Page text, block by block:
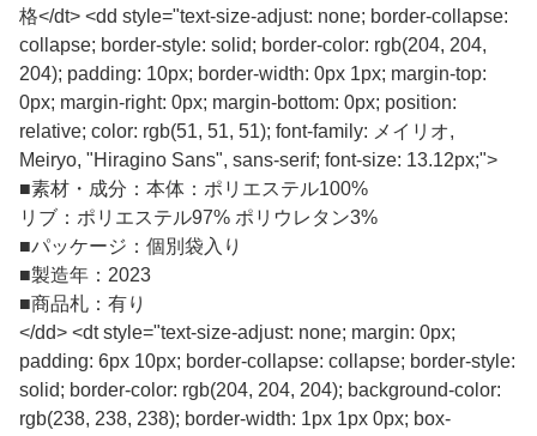
格</dt> <dd style="text-size-adjust: none; border-collapse:
collapse; border-style: solid; border-color: rgb(204, 204,
204); padding: 10px; border-width: 0px 1px; margin-top:
0px; margin-right: 0px; margin-bottom: 0px; position:
relative; color: rgb(51, 51, 51); font-family: メイリオ,
Meiryo, "Hiragino Sans", sans-serif; font-size: 13.12px;">
■素材・成分：本体：ポリエステル100%
リブ：ポリエステル97% ポリウレタン3%
■パッケージ：個別袋入り
■製造年：2023
■商品札：有り
</dd> <dt style="text-size-adjust: none; margin: 0px;
padding: 6px 10px; border-collapse: collapse; border-style:
solid; border-color: rgb(204, 204, 204); background-color:
rgb(238, 238, 238); border-width: 1px 1px 0px; box-